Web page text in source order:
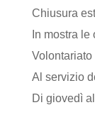
Chiusura
In mostra
Al servizio
Di giovedì